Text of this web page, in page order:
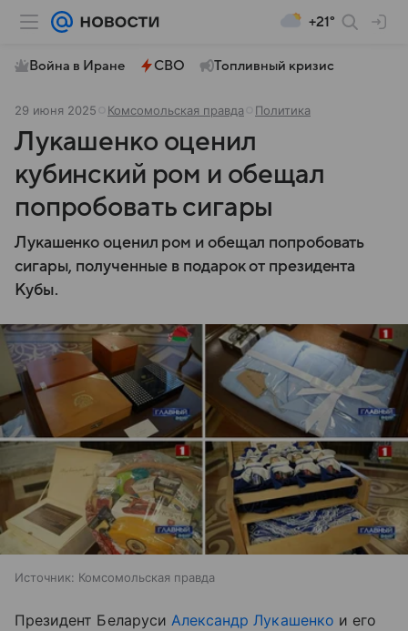
+21°
Война в Иране СВО Топливный кризис
29 июня 2025 Комсомольская правда Политика
Лукашенко оценил
кубинский ром и обещал
попробовать сигары
Лукашенко оценил ром и обещал попробовать
сигары, полученные в подарок от президента
Кубы.
Источник: Комсомольская правда
Президент Беларуси Александр Лукашенко и его